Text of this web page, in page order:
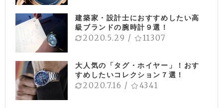
建築家・設計士におすすめしたい高
級ブランドの腕時計９選！
2020.5.29 / 11307
大人気の「タグ・ホイヤー」！おす
すめしたいコレクション７選！
2020.7.16 / 4341